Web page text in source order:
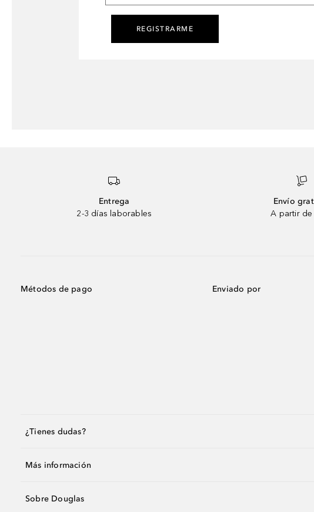
REGISTRARME
Entrega
2-3 días laborables
Envío
A partir de
Métodos de pago Enviado por
¿Tienes dudas?
Más información
Sobre Douglas